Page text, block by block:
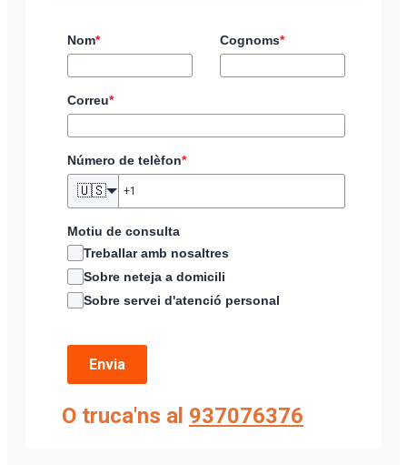
Nom* Cognoms*
Correu*
Número de telèfon*
🇺🇸
Motiu de consulta
Treballar amb nosaltres
Sobre neteja a domicili
Sobre servei d'atenció personal
Envia
O truca'ns al 937076376